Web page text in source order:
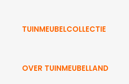
TUINMEUBELCOLLECTIE
OVER TUINMEUBELLAND